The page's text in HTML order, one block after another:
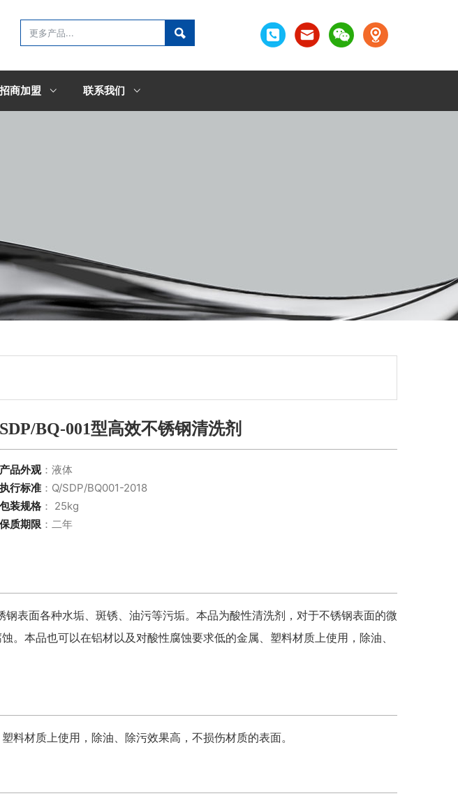
招商加盟 联系我们
SDP/BQ-001型高效不锈钢清洗剂
产品外观：液体
执行标准：Q/SDP/BQ001-2018
包装规格： 25kg
保质期限：二年
钢表面各种水垢、斑锈、油污等污垢。本品为酸性清洗剂，对于不锈钢表面的微
。本品也可以在铝材以及对酸性腐蚀要求低的金属、塑料材质上使用，除油、
料材质上使用，除油、除污效果高，不损伤材质的表面。